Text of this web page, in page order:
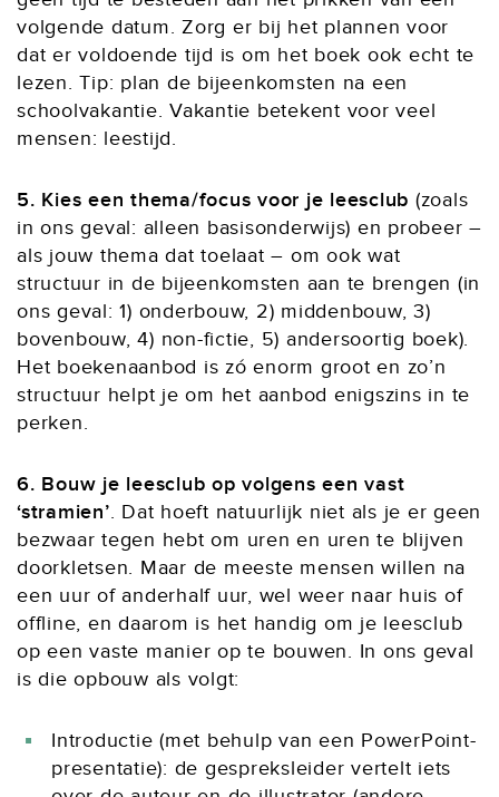
volgende datum. Zorg er bij het plannen voor
dat er voldoende tijd is om het boek ook echt te
lezen. Tip: plan de bijeenkomsten na een
schoolvakantie. Vakantie betekent voor veel
mensen: leestijd.
5. Kies een thema/focus voor je leesclub (zoals
in ons geval: alleen basisonderwijs) en probeer –
als jouw thema dat toelaat – om ook wat
structuur in de bijeenkomsten aan te brengen (in
ons geval: 1) onderbouw, 2) middenbouw, 3)
bovenbouw, 4) non-fictie, 5) andersoortig boek).
Het boekenaanbod is zó enorm groot en zo’n
structuur helpt je om het aanbod enigszins in te
perken.
6. Bouw je leesclub op volgens een vast
‘stramien’. Dat hoeft natuurlijk niet als je er geen
bezwaar tegen hebt om uren en uren te blijven
doorkletsen. Maar de meeste mensen willen na
een uur of anderhalf uur, wel weer naar huis of
offline, en daarom is het handig om je leesclub
op een vaste manier op te bouwen. In ons geval
is die opbouw als volgt:
Introductie (met behulp van een PowerPoint-
presentatie): de gespreksleider vertelt iets